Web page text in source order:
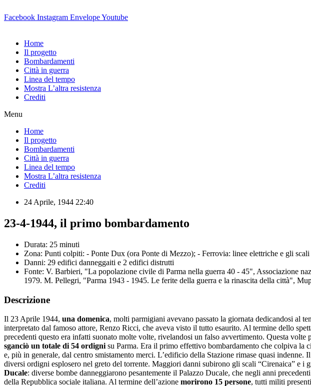
al
Facebook Instagram EnvelopeYoutube
Home
Il progetto
Bombardamenti
Città in guerra
Linea del tempo
Mostra L’altra resistenza
Crediti
Menu
Home
Il progetto
Bombardamenti
Città in guerra
Linea del tempo
Mostra L’altra resistenza
Crediti
24 Aprile, 1944 22:40
23-4-1944, il primo bombardamento
Durata: 25 minuti
Zona: Punti colpiti: - Ponte Dux (ora Ponte di Mezzo); - Ferrovia: linee elettriche e gli
Danni: 29 edifici danneggaiti e 2 edifici distrutti
Fonte: V. Barbieri, "La popolazione civile di Parma nella guerra 40 - 45", Associazione
1979. M. Pellegri, "Parma 1943 - 1945. Le ferite della guerra e la rinascita della città",
Descrizione
Il 23 Aprile 1944, una domenica, molti parmigiani avevano passato la giornata dedicandosi al
interpretato dal famoso attore, Renzo Ricci, che aveva visto il tutto esaurito. Al termine dello
precedenti questo era infatti suonato molte volte, rivelandosi un falso avvertimento. Questa
sganciò un totale di 54 ordigni su Parma. Era il primo effettivo bombardamento che colpiva la
e, più in generale, dal centro smistamento merci. L’edificio della Stazione rimase quasi
diversi ordigni esplosero nel greto del torrente. Maggiori danni subirono gli scali “Cirenaica” e
Ducale: diverse bombe danneggiarono pesantemente il Palazzo Ducale, che negli anni
della Repubblica sociale italiana. Al termine dell’azione morirono 15 persone, tutti militi